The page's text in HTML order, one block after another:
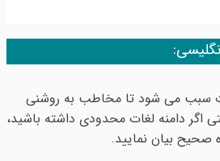
سبب می شود تا مخاطب به روشنی
اگر دامنه لغات محدودی داشته باشید،
صحیح بیان نمایید.